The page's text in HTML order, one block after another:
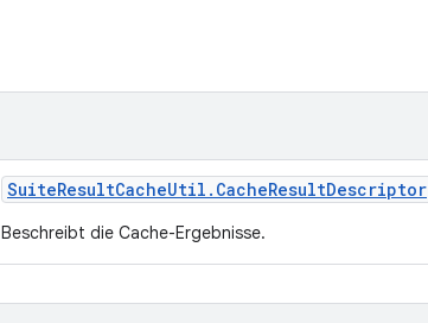
SuiteResultCacheUtil . CacheResultDescriptor
Beschreibt die Cache-Ergebnisse.